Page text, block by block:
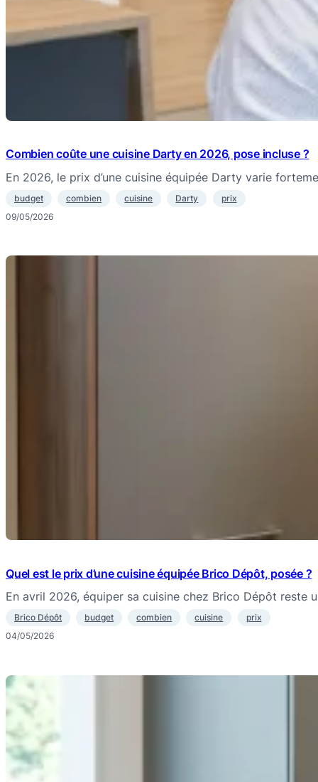
Combien coûte une cuisine Darty en 2026, pose incluse ?
En 2026, le prix d’une cuisine équipée Darty varie
budget combien cuisine Darty
prix
09/05/2026
Quel est le prix d’une cuisine équipée Brico Dépôt, posée ?
En avril 2026, équiper sa cuisine chez Brico Dépôt reste
Brico Dépôt budget combien cuisine
prix
04/05/2026